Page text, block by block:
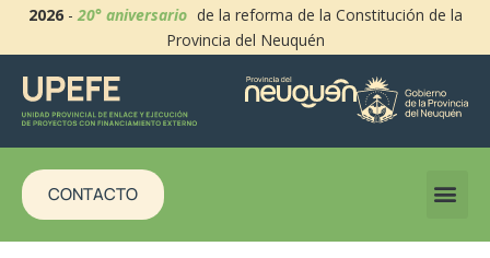
2026-20° aniversario de la reforma de la Constitución de la
Provincia del Neuquén
CONTACTO